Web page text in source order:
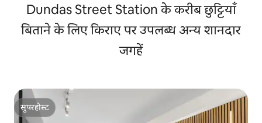
Dundas Street Station के करीब छुट्टियाँ
बिताने के लिए किराए पर उपलब्ध अन्य शानदार
जगहें
सुपरहोस्ट
सुपरहोस्ट